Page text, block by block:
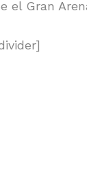
el Gran